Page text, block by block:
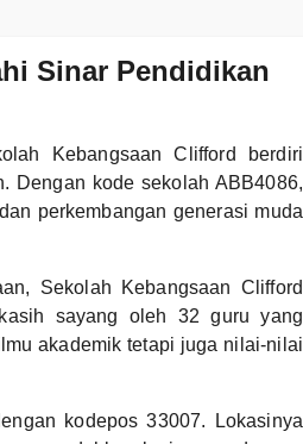
Sinar Pendidikan
Kebangsaan Clifford berdiri
Dengan kode sekolah ABB4086,
perkembangan generasi muda
Sekolah Kebangsaan Clifford
sayang oleh 32 guru yang
akademik tetapi juga nilai-nilai
kodepos 33007. Lokasinya